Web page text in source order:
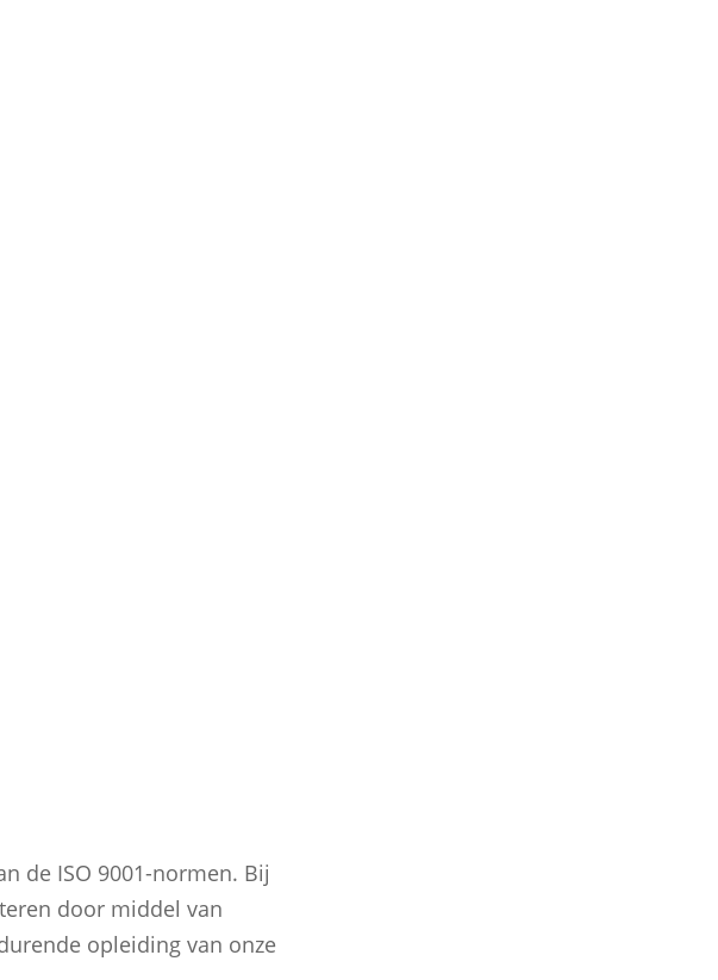
de ISO 9001-normen. Bij
door middel van
opleiding van onze